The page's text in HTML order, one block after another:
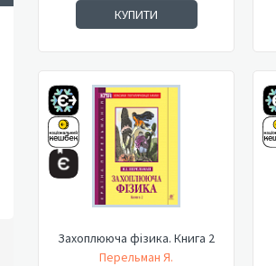
КУПИТИ
Захоплююча фізика. Книга 2
Перельман Я.